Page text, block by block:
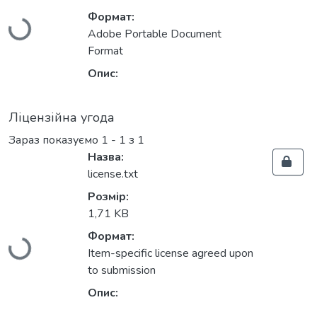
Вантажиться...
Формат:
Adobe Portable Document
Format
Опис:
Ліцензійна угода
Зараз показуємо 1 - 1 з 1
Вантажиться...
Назва:
license.txt
Розмір:
1,71 KB
Формат:
Item-specific license agreed upon
to submission
Опис: